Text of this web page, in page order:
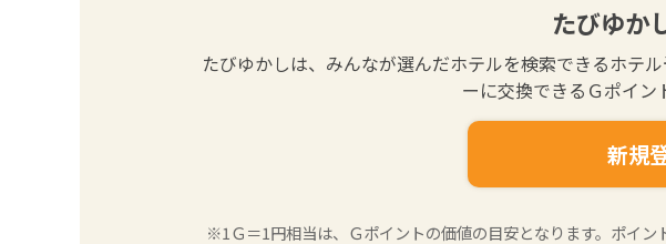
たびゆか
たびゆかしは、みんなが選んだホテルを検索できるホテ
ーに交換できるＧポイン
新規
※1Ｇ＝1円相当は、Ｇポイントの価値の目安となります。ポイ